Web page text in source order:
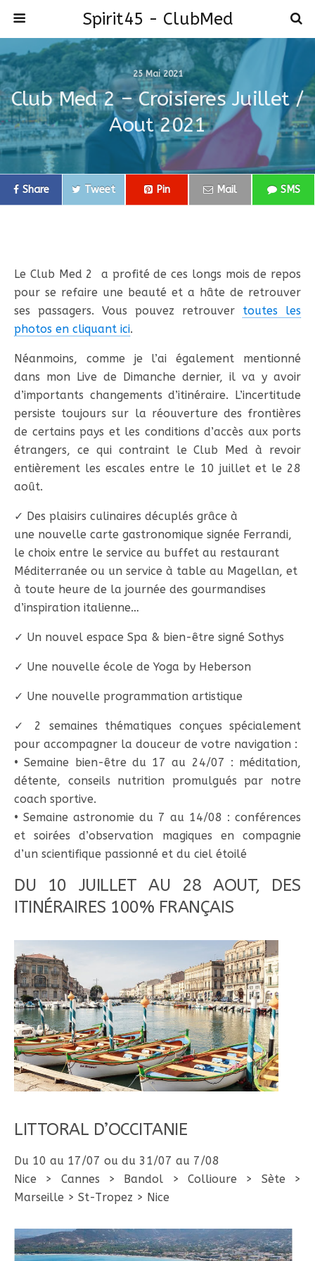
Spirit45 - ClubMed
25 Mai 2021
Club Med 2 – Croisieres Juillet /
Aout 2021
Share Tweet Pin Mail SMS
Le Club Med 2 a profité de ces longs mois de repos
pour se refaire une beauté et a hâte de retrouver
ses passagers. Vous pouvez retrouver toutes les
photos en cliquant ici.
Néanmoins, comme je l’ai également mentionné
dans mon Live de Dimanche dernier, il va y avoir
d’importants changements d’itinéraire. L’incertitude
persiste toujours sur la réouverture des frontières
de certains pays et les conditions d’accès aux ports
étrangers, ce qui contraint le Club Med à revoir
entièrement les escales entre le 10 juillet et le 28
août.
✓ Des plaisirs culinaires décuplés grâce à
une nouvelle carte gastronomique signée Ferrandi,
le choix entre le service au buffet au restaurant
Méditerranée ou un service à table au Magellan, et
à toute heure de la journée des gourmandises
d’inspiration italienne…
✓ Un nouvel espace Spa & bien-être signé Sothys
✓ Une nouvelle école de Yoga by Heberson
✓ Une nouvelle programmation artistique
✓ 2 semaines thématiques conçues spécialement
pour accompagner la douceur de votre navigation :
• Semaine bien-être du 17 au 24/07 : méditation,
détente, conseils nutrition promulgués par notre
coach sportive.
• Semaine astronomie du 7 au 14/08 : conférences
et soirées d’observation magiques en compagnie
d’un scientifique passionné et du ciel étoilé
DU 10 JUILLET AU 28 AOUT, DES
ITINÉRAIRES 100% FRANÇAIS
LITTORAL D’OCCITANIE
Du 10 au 17/07 ou du 31/07 au 7/08
Nice > Cannes > Bandol > Collioure > Sète >
Marseille > St-Tropez > Nice